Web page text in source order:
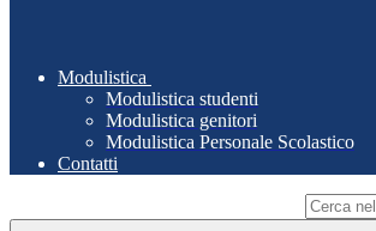
Modulistica
Modulistica studenti
Modulistica genitori
Modulistica Personale Scolastico
Contatti